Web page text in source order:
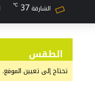
الشارقة 37
℃
الطقس
تحتاج إلى تعيين الموقع.